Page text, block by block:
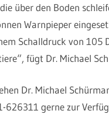
über den Boden
Warnpieper
Schalldruck von 105
fügt Dr. Michael
Dr. Michael
626311 gerne zur